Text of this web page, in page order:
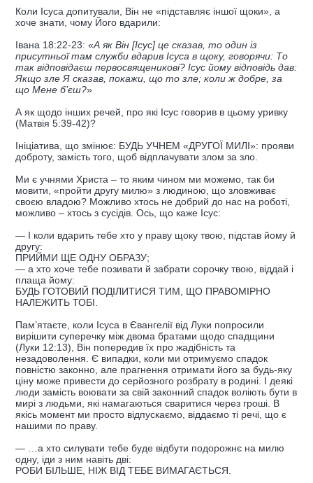
Коли Ісуса допитували, Він не «підставляє іншої щоки», а
хоче знати, чому Його вдарили:
Івана 18:22-23: «А як Він [Ісус] це сказав, то один із
присутньої там служби вдарив Ісуса в щоку, говорячи: То
так відповідаєш первосвященикові? Ісус йому відповідь дав:
Якщо зле Я сказав, покажи, що то зле; коли ж добре, за
що Мене б’єш?»
А як щодо інших речей, про які Ісус говорив в цьому уривку
(Матвія 5:39-42)?
Ініціатива, що змінює: БУДЬ УЧНЕМ «ДРУГОЇ МИЛІ»: прояви
доброту, замість того, щоб відплачувати злом за зло.
Ми є учнями Христа – то яким чином ми можемо, так би
мовити, «пройти другу милю» з людиною, що зловживає
своєю владою? Можливо хтось не добрий до нас на роботі,
можливо – хтось з сусідів. Ось, що каже Ісус:
— І коли вдарить тебе хто у праву щоку твою, підстав йому й
другу:
ПРИЙМИ ЩЕ ОДНУ ОБРАЗУ;
— а хто хоче тебе позивати й забрати сорочку твою, віддай і
плаща йому:
БУДЬ ГОТОВИЙ ПОДІЛИТИСЯ ТИМ, ЩО ПРАВОМІРНО
НАЛЕЖИТЬ ТОБІ.
Пам’ятаєте, коли Ісуса в Євангелії від Луки попросили
вирішити суперечку між двома братами щодо спадщини
(Луки 12:13), Він попередив їх про жадібність та
незадоволення. Є випадки, коли ми отримуємо спадок
повністю законно, але прагнення отримати його за будь-яку
ціну може привести до серйозного розбрату в родині. І деякі
люди замість воювати за свій законний спадок воліють бути в
мирі з людьми, які намагаються сваритися через гроші. В
якісь момент ми просто відпускаємо, віддаємо ті речі, що є
нашими по праву.
— …а хто силувати тебе буде відбути подорожнє на милю
одну, іди з ним навіть дві:
РОБИ БІЛЬШЕ, НІЖ ВІД ТЕБЕ ВИМАГАЄТЬСЯ.